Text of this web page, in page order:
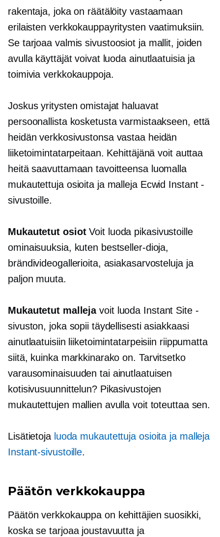
rakentaja, joka on räätälöity vastaamaan
erilaisten verkkokauppayritysten vaatimuksiin.
Se tarjoaa valmis sivustoosiot ja mallit, joiden
avulla käyttäjät voivat luoda ainutlaatuisia ja
toimivia verkkokauppoja.
Joskus yritysten omistajat haluavat
persoonallista kosketusta varmistaakseen, että
heidän verkkosivustonsa vastaa heidän
liiketoimintatarpeitaan. Kehittäjänä voit auttaa
heitä saavuttamaan tavoitteensa luomalla
mukautettuja osioita ja malleja Ecwid Instant -
sivustoille.
Mukautetut osiotVoit luoda pikasivustoille
ominaisuuksia, kuten bestseller-dioja,
brändivideogallerioita, asiakasarvosteluja ja
paljon muuta.
Mukautetut mallejavoit luoda Instant Site -
sivuston, joka sopii täydellisesti asiakkaasi
ainutlaatuisiin liiketoimintatarpeisiin riippumatta
siitä, kuinka markkinarako on. Tarvitsetko
varausominaisuuden tai ainutlaatuisen
kotisivusuunnittelun? Pikasivustojen
mukautettujen mallien avulla voit toteuttaa sen.
Lisätietoja luoda mukautettuja osioita ja malleja
Instant-sivustoille.
Päätön verkkokauppa
Päätön verkkokauppa on kehittäjien suosikki,
koska se tarjoaa joustavuutta ja